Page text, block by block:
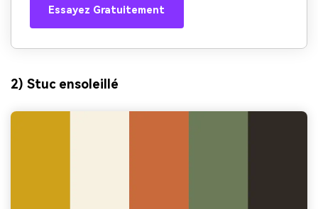
Essayez Gratuitement
2) Stuc ensoleillé